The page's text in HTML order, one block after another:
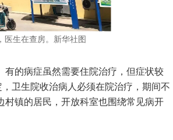
医生在查房。新华社图
有的病症虽然需要住院治疗，但症状较
卫生院收治病人必须在院治疗，期间不
村镇的居民，开放科室也围绕常见病开